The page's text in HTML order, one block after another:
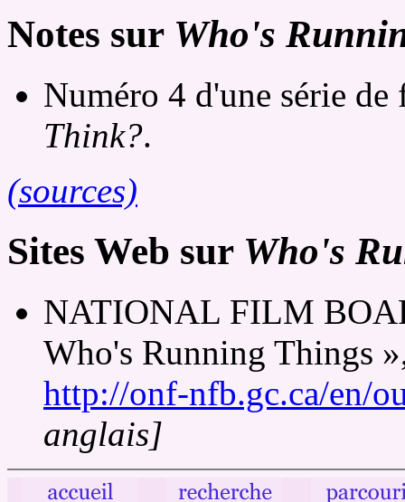
Notes sur Who's
Numéro 4 d'une série
Think?.
(sources)
Sites Web sur Who's
NATIONAL FILM
Who's Running Things
http://onf-nfb.gc.ca/en/
anglais]